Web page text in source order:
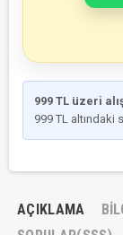
999 TL üzeri
999 TL altındaki
AÇIKLAMA